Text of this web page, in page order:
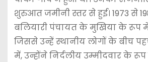
शुरुआत जमीनी स्तर से हुई। 1973 से
बलियारी पंचायत के मुखिया के रूप
जिससे उन्हें स्थानीय लोगों के बीच
में, उन्होंने निर्दलीय उम्मीदवार के